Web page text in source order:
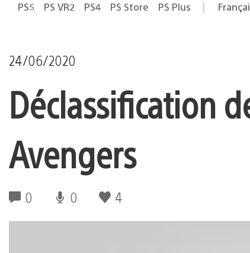
PS5 PS VR2 PS4 PS Store PS Plus Choisir
Région
24/06/2020
Déclassification
Avengers
0 0 4